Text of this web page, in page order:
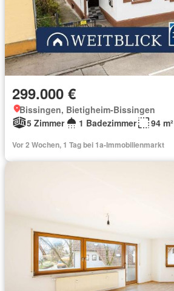
299.000 €
Bissingen, Bietigheim-Bissingen
5 Zimmer
1 Badezimmer 94 m²
Vor 2 Wochen, 1 Tag bei 1a-Immobilienmarkt